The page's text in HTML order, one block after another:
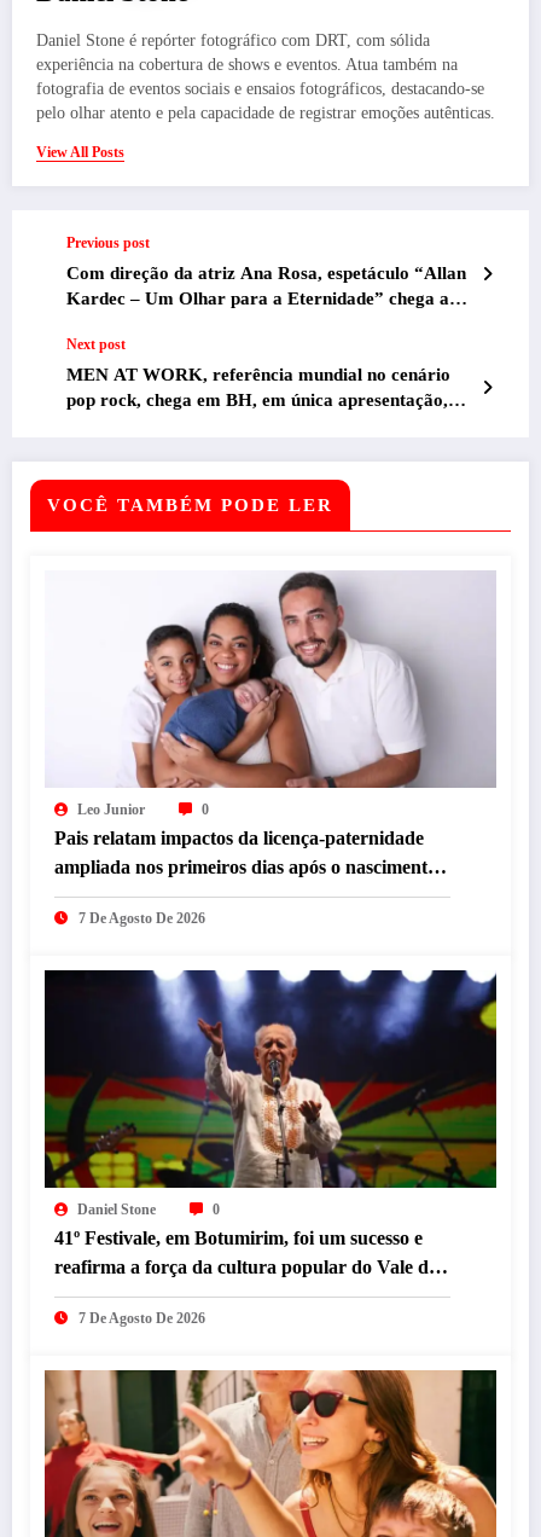
Daniel Stone é repórter fotográfico com DRT, com sólida
experiência na cobertura de shows e eventos. Atua também na
fotografia de eventos sociais e ensaios fotográficos, destacando-se
pelo olhar atento e pela capacidade de registrar emoções autênticas.
View All Posts
Previous post
Com direção da atriz Ana Rosa, espetáculo “Allan
Kardec – Um Olhar para a Eternidade” chega a
Next post
MEN AT WORK, referência mundial no cenário
pop rock, chega em BH, em única apresentação,
VOCÊ TAMBÉM PODE LER
Leo Junior 0
Pais relatam impactos da licença-paternidade
ampliada nos primeiros dias após o nascimento
dos filhos
7 De Agosto De 2026
Daniel Stone 0
41º Festivale, em Botumirim, foi um sucesso e
reafirma a força da cultura popular do Vale do
Jequitinhonha
7 De Agosto De 2026